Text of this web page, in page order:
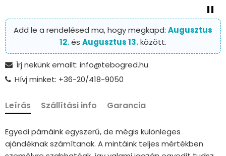
Add le a rendelésed ma, hogy megkapd: Augusztus
12.és Augusztus 13.között.
Írj nekünk emailt: info@tebogred.hu
Hívj minket: +36-20/418-9050
Leírás Szállítási info Garancia
Egyedi párnáink egyszerű, de mégis különleges
ajándéknak számítanak. A mintáink teljes mértékben